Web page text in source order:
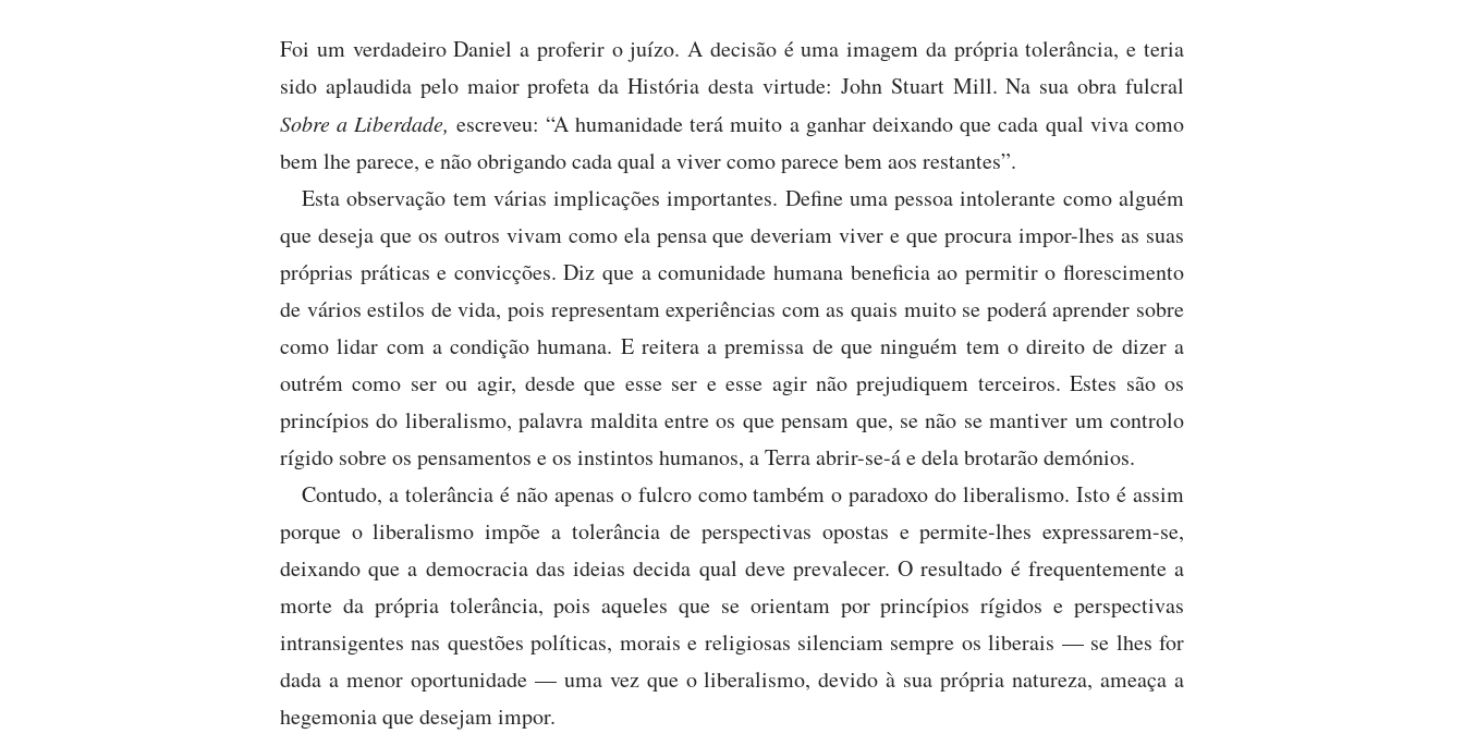
Foi um verdadeiro Daniel a proferir o juízo. A decisão é uma imagem da própria tolerância, e teria
sido aplaudida pelo maior profeta da História desta virtude: John Stuart Mill. Na sua obra fulcral
Sobre a Liberdade, escreveu: “A humanidade terá muito a ganhar deixando que cada qual viva como
bem lhe parece, e não obrigando cada qual a viver como parece bem aos restantes”.
Esta observação tem várias implicações importantes. Define uma pessoa intolerante como alguém
que deseja que os outros vivam como ela pensa que deveriam viver e que procura impor-lhes as suas
próprias práticas e convicções. Diz que a comunidade humana beneficia ao permitir o florescimento
de vários estilos de vida, pois representam experiências com as quais muito se poderá aprender sobre
como lidar com a condição humana. E reitera a premissa de que ninguém tem o direito de dizer a
outrém como ser ou agir, desde que esse ser e esse agir não prejudiquem terceiros. Estes são os
princípios do liberalismo, palavra maldita entre os que pensam que, se não se mantiver um controlo
rígido sobre os pensamentos e os instintos humanos, a Terra abrir-se-á e dela brotarão demónios.
Contudo, a tolerância é não apenas o fulcro como também o paradoxo do liberalismo. Isto é assim
porque o liberalismo impõe a tolerância de perspectivas opostas e permite-lhes expressarem-se,
deixando que a democracia das ideias decida qual deve prevalecer. O resultado é frequentemente a
morte da própria tolerância, pois aqueles que se orientam por princípios rígidos e perspectivas
intransigentes nas questões políticas, morais e religiosas silenciam sempre os liberais — se lhes for
dada a menor oportunidade — uma vez que o liberalismo, devido à sua própria natureza, ameaça a
hegemonia que desejam impor.